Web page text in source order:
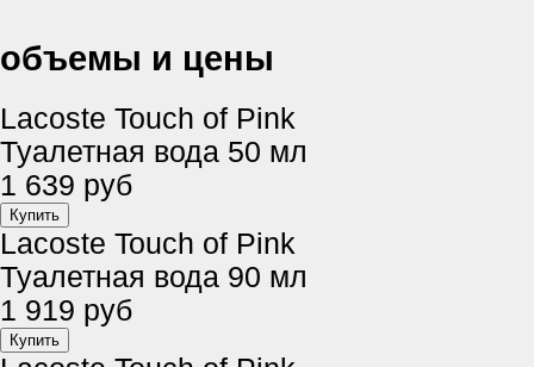
объемы и цены
Lacoste Touch of Pink
Туалетная вода 50 мл
1 639 руб
Lacoste Touch of Pink
Туалетная вода 90 мл
1 919 руб